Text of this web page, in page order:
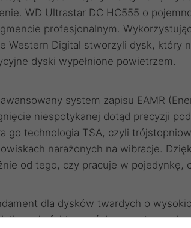
WD Ultrastar DC HC555 o
profesjonalnym.
Western Digital stworzyli dysk, który
dyski wypełnione powietrzem.
system zapisu EAMR
niespotykanej dotąd precyzji
go technologia TSA, czyli
narażonych na wibracje.
od tego, czy pracuje w pojedynkę,
dla dysków twardych o
efektywności energetycznej